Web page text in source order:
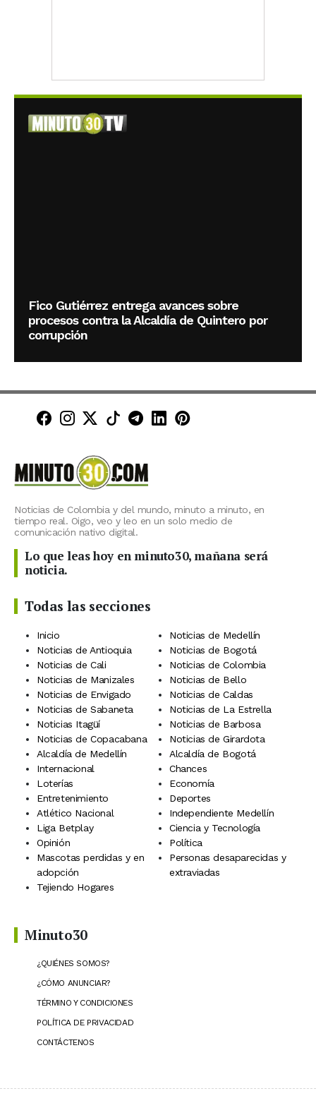
Fico Gutiérrez entrega avances sobre
procesos contra la Alcaldía de Quintero por
corrupción
Minuto30 en Facebook
Minuto30 en Instagram
Minuto30 en X (Twitter)
Minuto30 en TikTok
Canal de Minuto30 en
Minuto30 en LinkedIn
Minuto30 en
Noticias de Colombia y del mundo, minuto a minuto, en
tiempo real. Oigo, veo y leo en un solo medio de
comunicación nativo digital.
Lo que leas hoy en minuto30, mañana será
noticia.
Todas las secciones
Inicio
Noticias de Medellín
Noticias de Antioquia
Noticias de Bogotá
Noticias de Cali
Noticias de Colombia
Noticias de Manizales
Noticias de Bello
Noticias de Envigado
Noticias de Caldas
Noticias de Sabaneta
Noticias de La Estrella
Noticias Itagüí
Noticias de Barbosa
Noticias de Copacabana
Noticias de Girardota
Alcaldía de Medellín
Alcaldía de Bogotá
Internacional
Chances
Loterías
Economía
Entretenimiento
Deportes
Atlético Nacional
Independiente Medellín
Liga Betplay
Ciencia y Tecnología
Opinión
Política
Mascotas perdidas y en
adopción
Personas desaparecidas y
extraviadas
Tejiendo Hogares
Minuto30
¿QUIÉNES SOMOS?
¿CÓMO ANUNCIAR?
TÉRMINO Y CONDICIONES
POLÍTICA DE PRIVACIDAD
CONTÁCTENOS